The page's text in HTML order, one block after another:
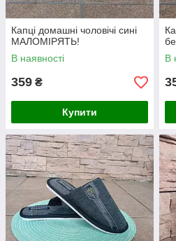
Капці домашні чоловічі сині
МАЛОМІРЯТЬ!
В наявності
359 ₴
Купити
В